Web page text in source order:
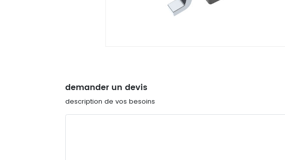
demander un devis
description de vos besoins